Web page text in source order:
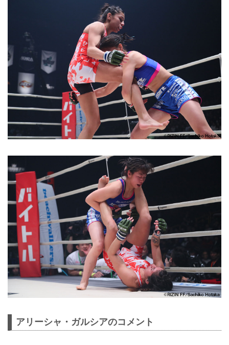
アリーシャ・ガルシアのコメント